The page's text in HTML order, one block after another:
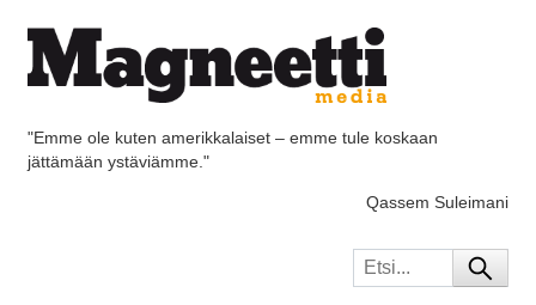
"Emme ole kuten amerikkalaiset – emme tule koskaan
jättämään ystäviämme."
Qassem Suleimani